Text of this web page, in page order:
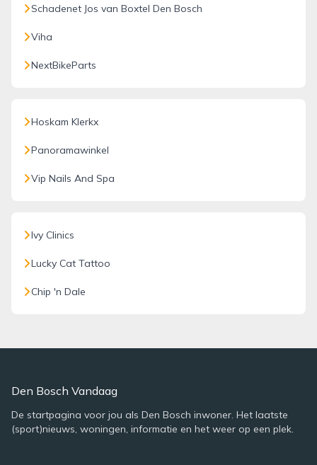
Schadenet Jos van Boxtel Den Bosch
Viha
NextBikeParts
Hoskam Klerkx
Panoramawinkel
Vip Nails And Spa
Ivy Clinics
Lucky Cat Tattoo
Chip 'n Dale
Den Bosch Vandaag
De startpagina voor jou als Den Bosch inwoner. Het laatste
(sport)nieuws, woningen, informatie en het weer op een plek.